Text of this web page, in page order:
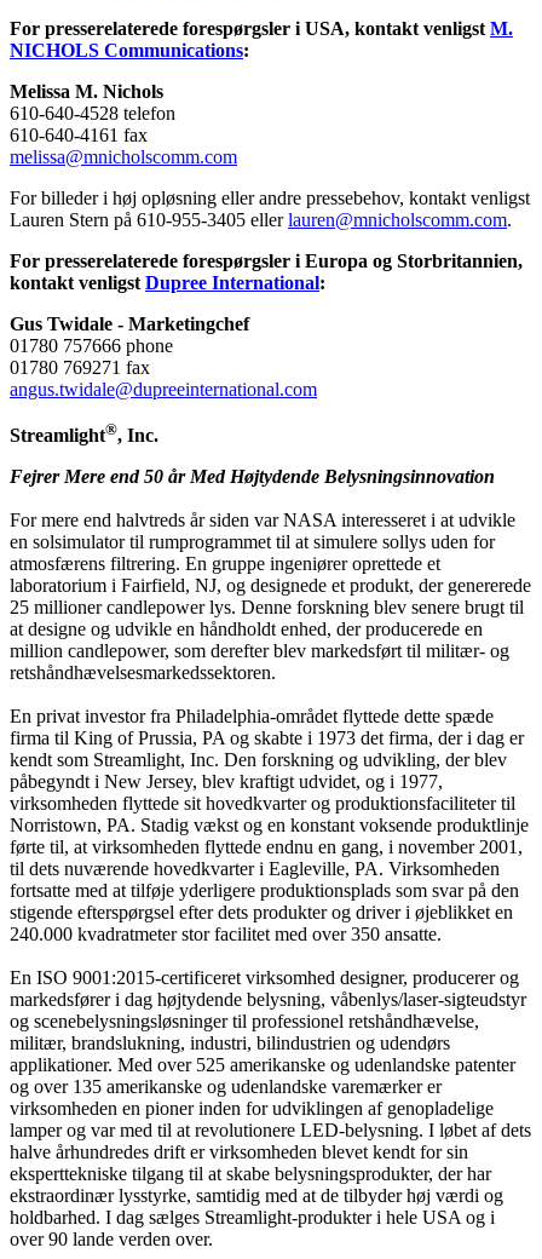
For presserelaterede forespørgsler i USA, kontakt venligst M.
NICHOLS Communications:
Melissa M. Nichols
610-640-4528 telefon
610-640-4161 fax
melissa@mnicholscomm.com
For billeder i høj opløsning eller andre pressebehov, kontakt venligst
Lauren Stern på 610-955-3405 ellerlauren@mnicholscomm.com.
For presserelaterede forespørgsler i Europa og Storbritannien,
kontakt venligst Dupree International:
Gus Twidale - Marketingchef
01780 757666 phone
01780 769271 fax
angus.twidale@dupreeinternational.com
Streamlight®, Inc.
Fejrer Mere end 50 år Med Højtydende Belysningsinnovation
For mere end halvtreds år siden var NASA interesseret i at udvikle
en solsimulator til rumprogrammet til at simulere sollys uden for
atmosfærens filtrering. En gruppe ingeniører oprettede et
laboratorium i Fairfield, NJ, og designede et produkt, der genererede
25 millioner candlepower lys. Denne forskning blev senere brugt til
at designe og udvikle en håndholdt enhed, der producerede en
million candlepower, som derefter blev markedsført til militær- og
retshåndhævelsesmarkedssektoren.
En privat investor fra Philadelphia-området flyttede dette spæde
firma til King of Prussia, PA og skabte i 1973 det firma, der i dag er
kendt som Streamlight, Inc. Den forskning og udvikling, der blev
påbegyndt i New Jersey, blev kraftigt udvidet, og i 1977,
virksomheden flyttede sit hovedkvarter og produktionsfaciliteter til
Norristown, PA. Stadig vækst og en konstant voksende produktlinje
førte til, at virksomheden flyttede endnu en gang, i november 2001,
til dets nuværende hovedkvarter i Eagleville, PA. Virksomheden
fortsatte med at tilføje yderligere produktionsplads som svar på den
stigende efterspørgsel efter dets produkter og driver i øjeblikket en
240.000 kvadratmeter stor facilitet med over 350 ansatte.
En ISO 9001:2015-certificeret virksomhed designer, producerer og
markedsfører i dag højtydende belysning, våbenlys/laser-sigteudstyr
og scenebelysningsløsninger til professionel retshåndhævelse,
militær, brandslukning, industri, bilindustrien og udendørs
applikationer. Med over 525 amerikanske og udenlandske patenter
og over 135 amerikanske og udenlandske varemærker er
virksomheden en pioner inden for udviklingen af genopladelige
lamper og var med til at revolutionere LED-belysning. I løbet af dets
halve århundredes drift er virksomheden blevet kendt for sin
eksperttekniske tilgang til at skabe belysningsprodukter, der har
ekstraordinær lysstyrke, samtidig med at de tilbyder høj værdi og
holdbarhed. I dag sælges Streamlight-produkter i hele USA og i
over 90 lande verden over.